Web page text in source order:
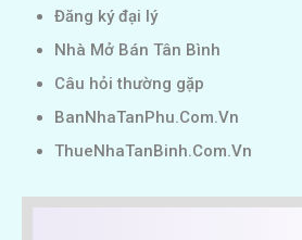
Đăng ký đại lý
Nhà Mở Bán Tân Bình
Câu hỏi thường gặp
BanNhaTanPhu.Com.Vn
ThueNhaTanBinh.Com.Vn